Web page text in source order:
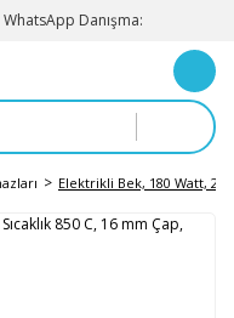
WhatsApp Danışma:
Elektrikli Bek, 180 Watt,